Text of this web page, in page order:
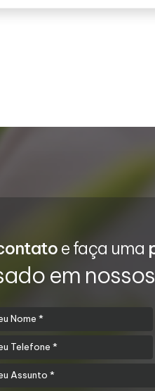
e faça uma
em nossos